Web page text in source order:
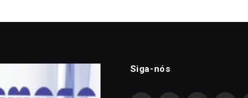
Siga-nós